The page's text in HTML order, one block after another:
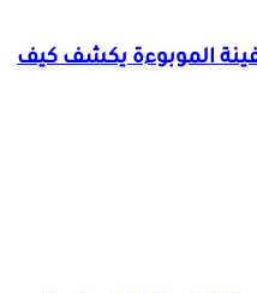
الموبوءة يكشف كيف